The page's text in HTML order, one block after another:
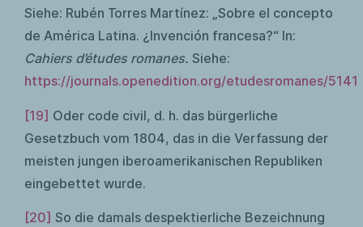
Siehe: Rubén Torres Martínez: „Sobre el concepto
de América Latina. ¿Invención francesa?“ In:
Cahiers d’études romanes. Siehe:
https://journals.openedition.org/etudesromanes/5141
[19] Oder code civil, d. h. das bürgerliche
Gesetzbuch vom 1804, das in die Verfassung der
meisten jungen iberoamerikanischen Republiken
eingebettet wurde.
[20] So die damals despektierliche Bezeichnung